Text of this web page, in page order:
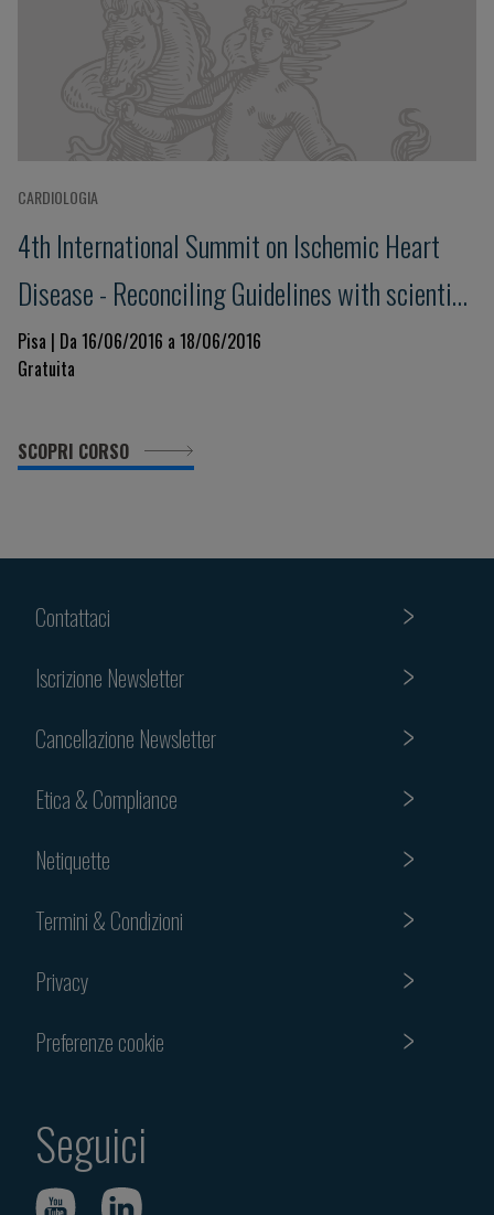
CARDIOLOGIA
4th International Summit on Ischemic Heart
Disease - Reconciling Guidelines with scientific
evidence
Pisa | Da 16/06/2016 a 18/06/2016
Gratuita
SCOPRI CORSO
Contattaci
Iscrizione Newsletter
Cancellazione Newsletter
Etica & Compliance
Netiquette
Termini & Condizioni
Privacy
Preferenze cookie
Seguici